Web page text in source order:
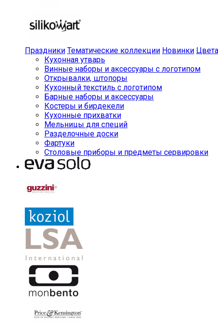
Праздники Тематические коллекции Новинки Цвета
Кухонная утварь
Винные наборы и аксессуары с логотипом
Открывалки, штопоры
Кухонный текстиль с логотипом
Барные наборы и аксессуары
Костеры и бирдекели
Кухонные прихватки
Мельницы для специй
Разделочные доски
Фартуки
Столовые приборы и предметы сервировки